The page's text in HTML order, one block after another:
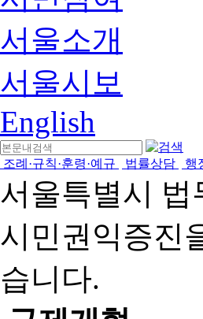
서울소개
서울시보
English
조례·규칙·훈령·예규 법률상담 행
서울특별시
시민권익증진
습니다.